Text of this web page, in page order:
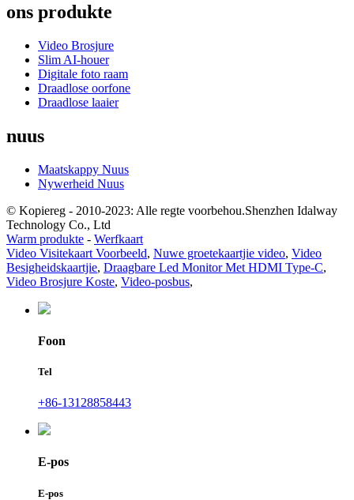
ons produkte
Video Brosjure
Slim AI-houer
Digitale foto raam
Draadlose oorfone
Draadlose laaier
nuus
Maatskappy Nuus
Nywerheid Nuus
© Kopiereg - 2010-2023: Alle regte voorbehou.Shenzhen Idalway
Technology Co., Ltd
Warm produkte - Werfkaart
Video Visitekaart Voorbeeld, Nuwe groetekaartjie video, Video
Besigheidskaartjie, Draagbare Led Monitor Met HDMI Type-C,
Video Brosjure Koste, Video-posbus,
Foon
Tel
+86-13128858443
E-pos
E-pos